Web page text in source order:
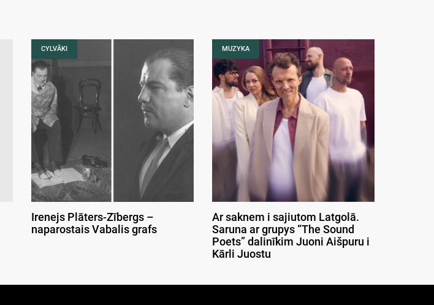
CYLVĀKI
Irenejs Plāters-Zībergs –
naparostais Vabalis grafs
MUZYKA
Ar saknem i sajiutom Latgolā.
Saruna ar grupys “The Sound
Poets” dalinīkim Juoni Aišpuru i
Kārli Juostu